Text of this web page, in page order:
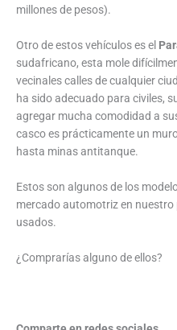
millones de pesos).
Otro de estos vehículos es el
sudafricano, esta mole
vecinales calles de cualquier
ha sido adecuado para civiles,
agregar mucha comodidad a
casco es prácticamente un
hasta minas antitanque.
Estos son algunos de los
mercado automotriz en nuestro
usados.
¿Comprarías alguno de ellos?